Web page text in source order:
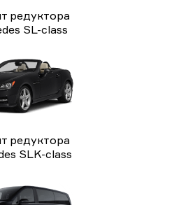
редуктора
SL-class
редуктора
SLK-class